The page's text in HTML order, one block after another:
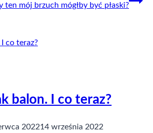
ten mój brzuch mógłby być płaski?
balon. I co teraz?
202214 września 2022